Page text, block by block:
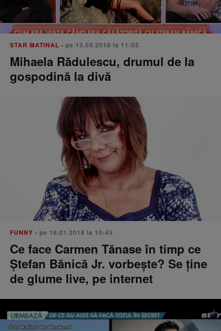
STAR MATINAL • pe 13.03.2018 la 11:03
Mihaela Rădulescu, drumul de la
gospodină la divă
FUNNY • pe 19.01.2018 la 10:45
Ce face Carmen Tănase în timp ce
Ștefan Bănică Jr. vorbește? Se ține
de glume live, pe internet